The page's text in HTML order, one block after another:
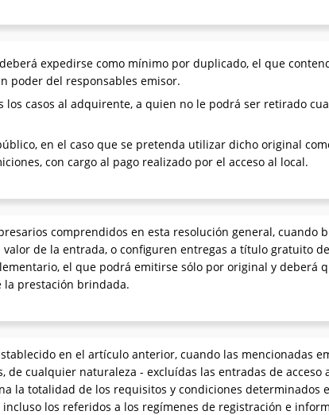
deberá expedirse como mínimo por duplicado, el que
poder del responsables emisor.
los casos al adquirente, a quien no le podrá ser retirado
en el caso que se pretenda utilizar dicho original
con cargo al pago realizado por el acceso al local.
comprendidos en esta resolución general,
de la entrada, o configuren entregas a título gratuito
el que podrá emitirse sólo por original y deberá
la prestación brindada.
en el artículo anterior, cuando las mencionadas
de cualquier naturaleza - excluídas las entradas de
la totalidad de los requisitos y condiciones determinados
los referidos a los regímenes de registración e